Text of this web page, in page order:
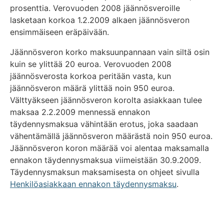
prosenttia. Verovuoden 2008 jäännösveroille
lasketaan korkoa 1.2.2009 alkaen jäännösveron
ensimmäiseen eräpäivään.
Jäännösveron korko maksuunpannaan vain siltä osin
kuin se ylittää 20 euroa. Verovuoden 2008
jäännösverosta korkoa peritään vasta, kun
jäännösveron määrä ylittää noin 950 euroa.
Välttyäkseen jäännösveron korolta asiakkaan tulee
maksaa 2.2.2009 mennessä ennakon
täydennysmaksua vähintään erotus, joka saadaan
vähentämällä jäännösveron määrästä noin 950 euroa.
Jäännösveron koron määrää voi alentaa maksamalla
ennakon täydennysmaksua viimeistään 30.9.2009.
Täydennysmaksun maksamisesta on ohjeet sivulla
Henkilöasiakkaan ennakon täydennysmaksu.